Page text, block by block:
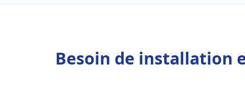
Besoin de installation